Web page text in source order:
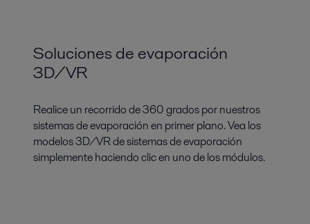
Soluciones de evaporación
3D/VR
Realice un recorrido de 360 grados por nuestros
sistemas de evaporación en primer plano. Vea los
modelos 3D/VR de sistemas de evaporación
simplemente haciendo clic en uno de los módulos.